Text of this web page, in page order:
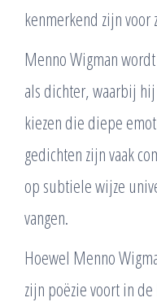
kenmerkend zijn voor
Menno Wigman
als dichter, waarbij
kiezen die diepe
gedichten zijn vaak
op subtiele wijze
vangen.
Hoewel Menno
zijn poëzie voort in